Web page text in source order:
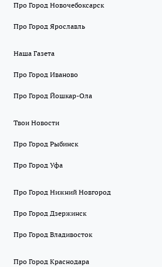
Про Город Новочебоксарск
Про Город Ярославль
Наша Газета
Про Город Иваново
Про Город Йошкар-Ола
Твои Новости
Про Город Рыбинск
Про Город Уфа
Про Город Нижний Новгород
Про Город Дзержинск
Про Город Владивосток
Про Город Краснодара